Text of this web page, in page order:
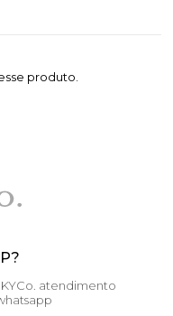
produto.
atendimento